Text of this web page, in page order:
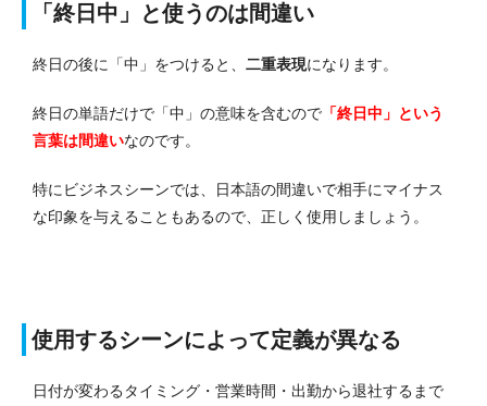
「終日中」と使うのは間違い
終日の後に「中」をつけると、 二重表現になります。
終日の単語だけで「中」の意味を含むので 「終日中」という
言葉は間違いなのです。
特にビジネスシーンでは、日本語の間違いで相手にマイナス
な印象を与えることもあるので、正しく使用しましょう。
使用するシーンによって定義が異なる
日付が変わるタイミング・営業時間・出勤から退社するまで